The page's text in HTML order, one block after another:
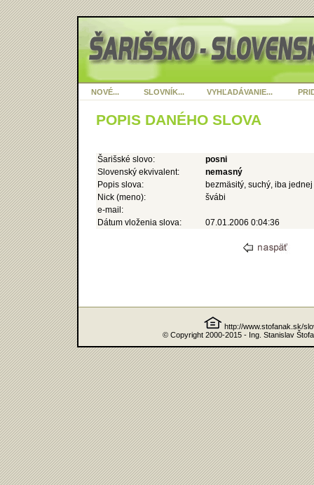
NOVÉ... SLOVNÍK... VYHĽADÁVANIE...
POPIS DANÉHO SLOVA
Šarišské slovo:
posni
Slovenský ekvivalent:
nemasný
Popis slova:
bezmäsitý, suchý, iba
Nick (meno):
švábi
e-mail:
Dátum vloženia slova:
07.01.2006 0:04:36
http://www.stofanak.sk/
© Copyright 2000-2015 - Ing. Stanislav